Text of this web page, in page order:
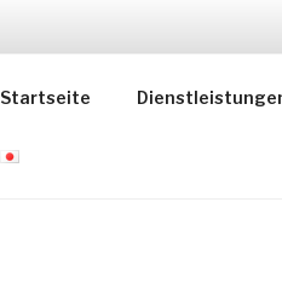
KOCH
Startseite